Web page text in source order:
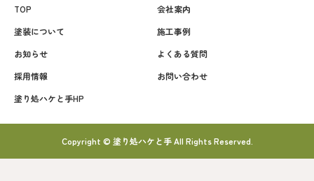
TOP
会社案内
塗装について
施工事例
お知らせ
よくある質問
採用情報
お問い合わせ
塗り処ハケと手HP
Copyright © 塗り処ハケと手 All Rights Reserved.